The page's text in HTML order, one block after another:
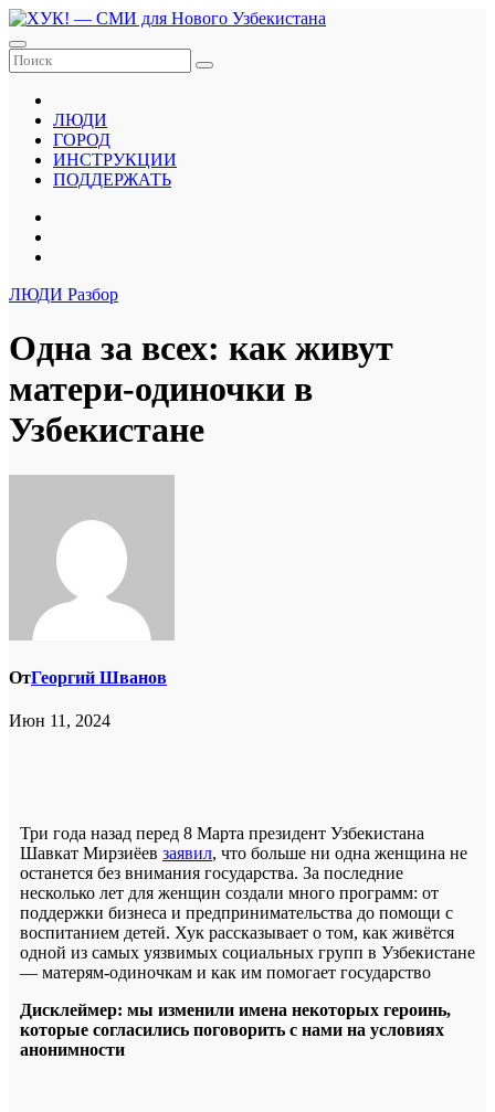
Перейти
к
содержанию
ЛЮДИ
ГОРОД
ИНСТРУКЦИИ
ПОДДЕРЖАТЬ
ЛЮДИ Разбор
Одна за всех: как живут
матери-одиночки в
Узбекистане
ОтГеоргий Шванов
Июн 11, 2024
Три года назад перед 8 Марта президент Узбекистана
Шавкат Мирзиёев заявил, что больше ни одна женщина не
останется без внимания государства. За последние
несколько лет для женщин создали много программ: от
поддержки бизнеса и предпринимательства до помощи с
воспитанием детей. Хук рассказывает о том, как живётся
одной из самых уязвимых социальных групп в Узбекистане
— матерям-одиночкам и как им помогает государство
Дисклеймер: мы изменили имена некоторых героинь,
которые согласились поговорить с нами на условиях
анонимности